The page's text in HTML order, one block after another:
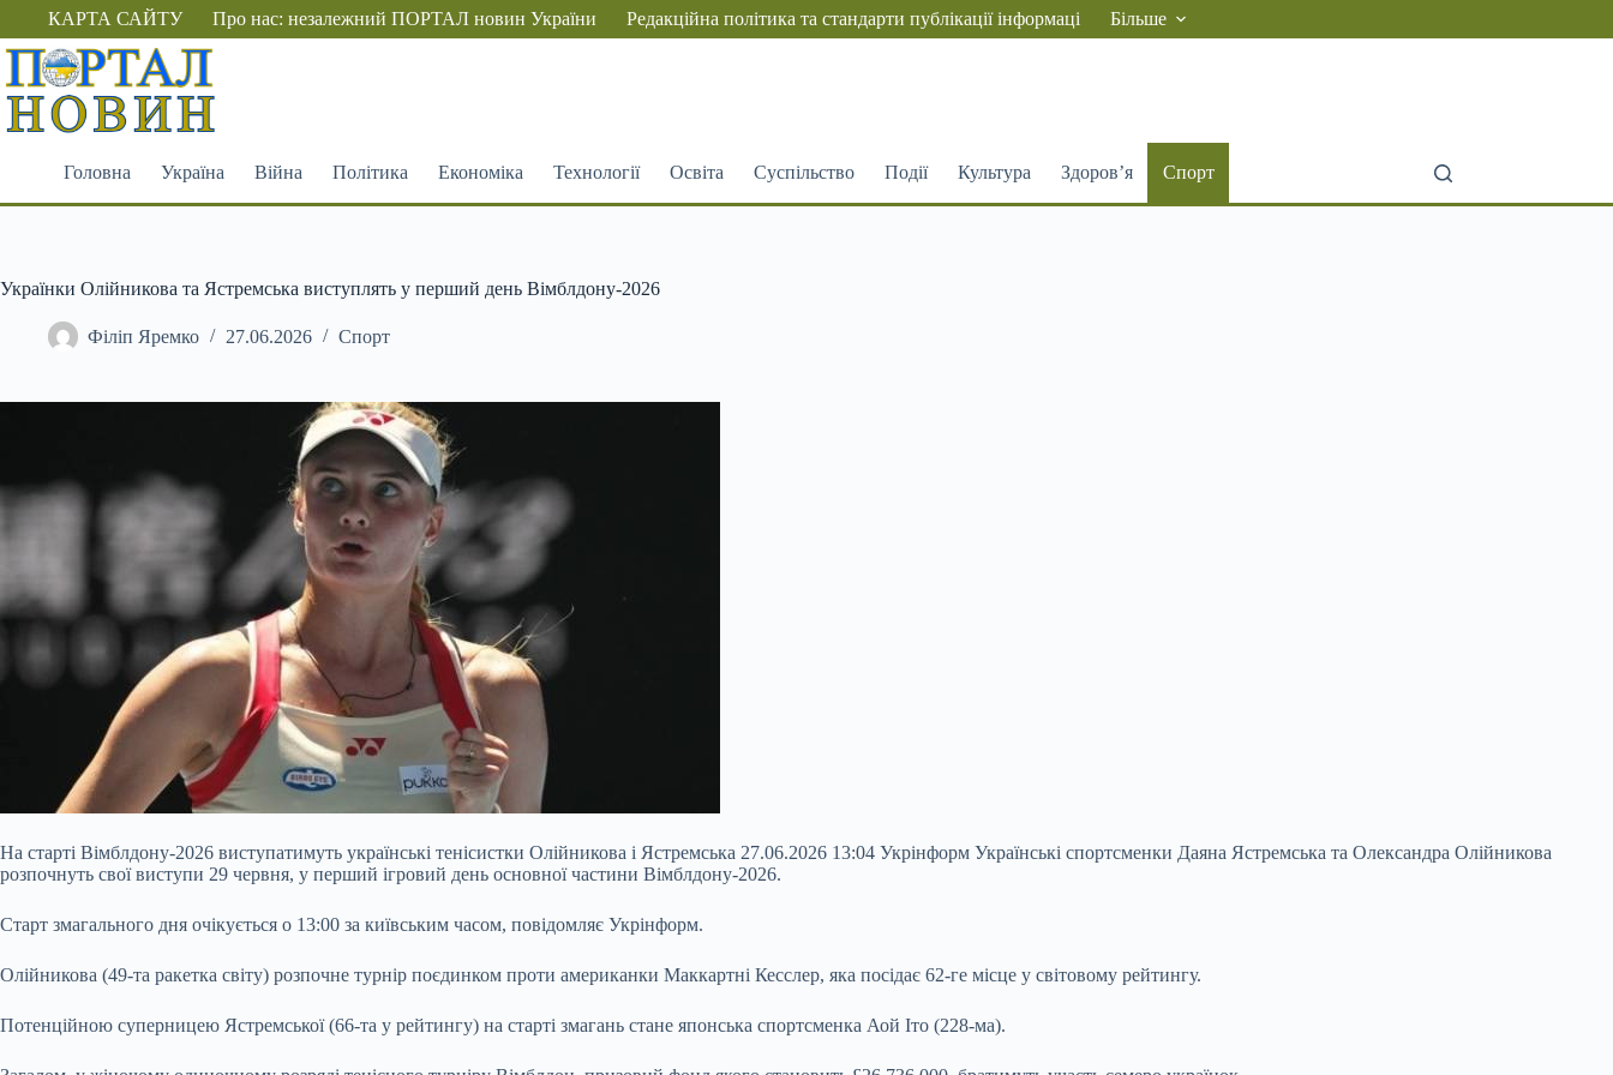
Перейти
вмісту
КАРТА САЙТУ Про нас: незалежний ПОРТАЛ новин України Редакційна політика та стандарти публікації інформаці Більше
Головна Україна Війна Політика Економіка Технології Освіта Суспільство Події Культура Здоров’я Спорт
Українки Олійникова та Ястремська виступлять у перший день Вімблдону-2026
Філіп Яремко 27.06.2026 Спорт
На старті Вімблдону-2026 виступатимуть українські тенісистки Олійникова і Ястремська 27.06.2026 13:04 Укрінформ Українські спортсменки Даяна Ястремська та Олександра Олійникова
розпочнуть свої виступи 29 червня, у перший ігровий день основної частини Вімблдону-2026.
Старт змагального дня очікується о 13:00 за київським часом, повідомляє Укрінформ.
Олійникова (49-та ракетка світу) розпочне турнір поєдинком проти американки Маккартні Кесслер, яка посідає 62-ге місце у світовому рейтингу.
Потенційною суперницею Ястремської (66-та у рейтингу) на старті змагань стане японська спортсменка Аой Іто (228-ма).